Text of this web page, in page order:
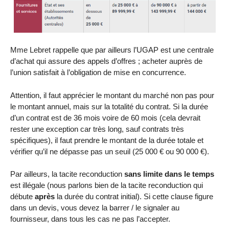
Mme Lebret rappelle que par ailleurs l’UGAP est une centrale
d’achat qui assure des appels d’offres ; acheter auprès de
l’union satisfait à l’obligation de mise en concurrence.
Attention, il faut apprécier le montant du marché non pas pour
le montant annuel, mais sur la totalité du contrat. Si la durée
d’un contrat est de 36 mois voire de 60 mois (cela devrait
rester une exception car très long, sauf contrats très
spécifiques), il faut prendre le montant de la durée totale et
vérifier qu’il ne dépasse pas un seuil (25 000 € ou 90 000 €).
Par ailleurs, la tacite reconduction sans limite dans le temps
est illégale (nous parlons bien de la tacite reconduction qui
débute après la durée du contrat initial). Si cette clause figure
dans un devis, vous devez la barrer / le signaler au
fournisseur, dans tous les cas ne pas l’accepter.